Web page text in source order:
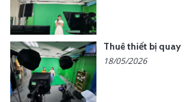
18/05/2026